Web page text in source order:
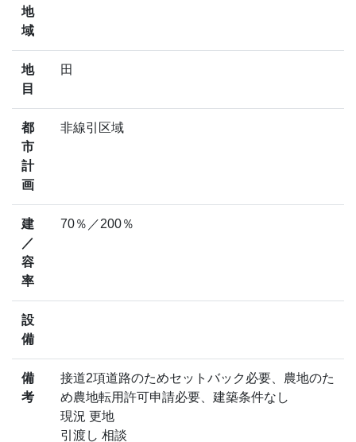
地
域
地
目
田
都
市
計
画
非線引区域
建
／
容
率
70％／200％
設
備
備
考
接道2項道路のためセットバック必要、農地のた
め農地転用許可申請必要、建築条件なし
現況 更地
引渡し 相談